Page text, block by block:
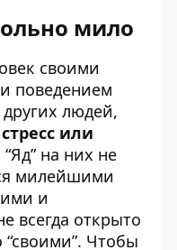
мило
своими
поведением
людей,
или
на них не
милейшими
и
всегда открыто
Чтобы